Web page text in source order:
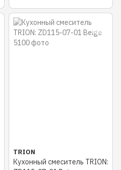
TRION
Кухонный смеситель TRION: